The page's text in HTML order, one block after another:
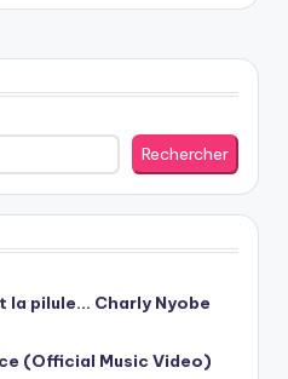
Rechercher
la pilule… Charly Nyobe
(Official Music Video)